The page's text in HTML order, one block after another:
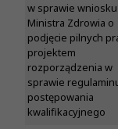
w sprawie
Ministra Zdrowia o
podjęcie pilnych
projektem
rozporządzenia w
sprawie
postępowania
kwalifikacyjnego